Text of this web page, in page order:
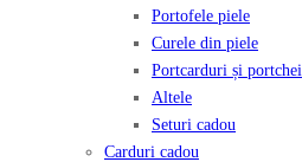
Portofele piele
Curele din piele
Portcarduri și portchei
Altele
Seturi cadou
Carduri cadou